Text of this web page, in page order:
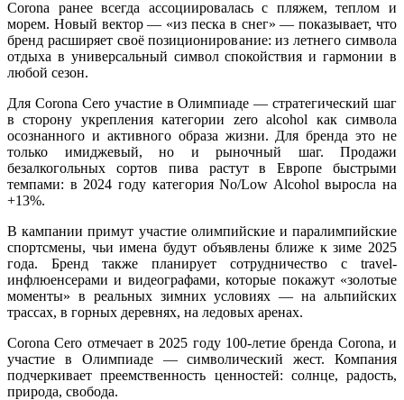
Corona ранее всегда ассоциировалась с пляжем, теплом и
морем. Новый вектор — «из песка в снег» — показывает, что
бренд расширяет своё позиционирование: из летнего символа
отдыха в универсальный символ спокойствия и гармонии в
любой сезон.
Для Corona Cero участие в Олимпиаде — стратегический шаг
в сторону укрепления категории zero alcohol как символа
осознанного и активного образа жизни. Для бренда это не
только имиджевый, но и рыночный шаг. Продажи
безалкогольных сортов пива растут в Европе быстрыми
темпами: в 2024 году категория No/Low Alcohol выросла на
+13%.
В кампании примут участие олимпийские и паралимпийские
спортсмены, чьи имена будут объявлены ближе к зиме 2025
года. Бренд также планирует сотрудничество с travel-
инфлюенсерами и видеографами, которые покажут «золотые
моменты» в реальных зимних условиях — на альпийских
трассах, в горных деревнях, на ледовых аренах.
Corona Cero отмечает в 2025 году 100-летие бренда Corona, и
участие в Олимпиаде — символический жест. Компания
подчеркивает преемственность ценностей: солнце, радость,
природа, свобода.